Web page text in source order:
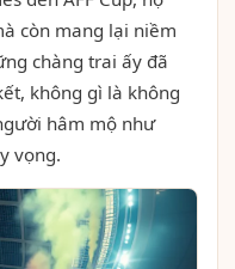
còn mang lại niềm
chàng trai ấy đã
không gì là không
hâm mộ như
vọng.